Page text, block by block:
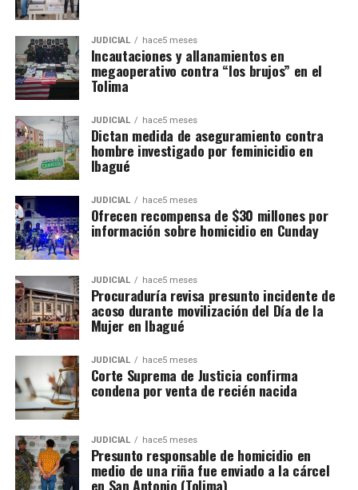
JUDICIAL hace5 meses
Incautaciones y allanamientos en
megaoperativo contra “los brujos” en el
Tolima
JUDICIAL hace5 meses
Dictan medida de aseguramiento contra
hombre investigado por feminicidio en
Ibagué
JUDICIAL hace5 meses
Ofrecen recompensa de $30 millones por
información sobre homicidio en Cunday
JUDICIAL hace5 meses
Procuraduría revisa presunto incidente de
acoso durante movilización del Día de la
Mujer en Ibagué
JUDICIAL hace5 meses
Corte Suprema de Justicia confirma
condena por venta de recién nacida
JUDICIAL hace5 meses
Presunto responsable de homicidio en
medio de una riña fue enviado a la cárcel
en San Antonio (Tolima)